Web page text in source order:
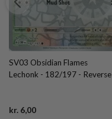
SV03 Obsidian Flames
Lechonk - 182/197 - Reverse
kr. 6,00Current